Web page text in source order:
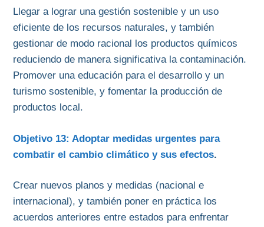
Llegar a lograr una gestión sostenible y un uso
eficiente de los recursos naturales, y también
gestionar de modo racional los productos químicos
reduciendo de manera significativa la contaminación.
Promover una educación para el desarrollo y un
turismo sostenible, y fomentar la producción de
productos local.
Objetivo 13: Adoptar medidas urgentes para
combatir el cambio climático y sus efectos.
Crear nuevos planos y medidas (nacional e
internacional), y también poner en práctica los
acuerdos anteriores entre estados para enfrentar